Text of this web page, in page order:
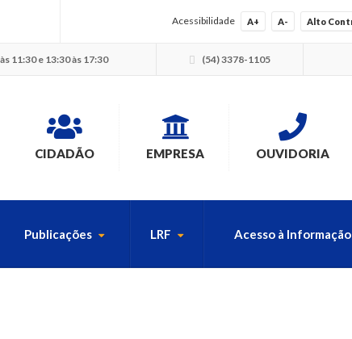
Acessibilidade A+ A- Alto
11:30 e 13:30 às 17:30 (54) 3378-1105
CIDADÃO EMPRESA OUVIDORIA
Publicações LRF Acesso à Informação